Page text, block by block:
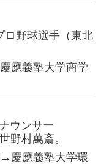
ロ野球選手（東北
應義塾大学商学
ウンサー
野村萬斎。
慶應義塾大学環